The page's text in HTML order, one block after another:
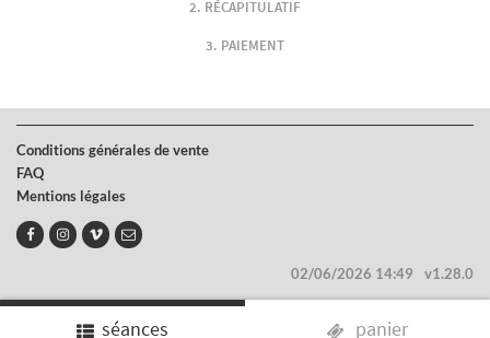
séances panier
RÉCAPITULATIF
PAIEMENT
Conditions générales de vente
FAQ
Mentions légales
02/06/2026 14:49 v1.28.0